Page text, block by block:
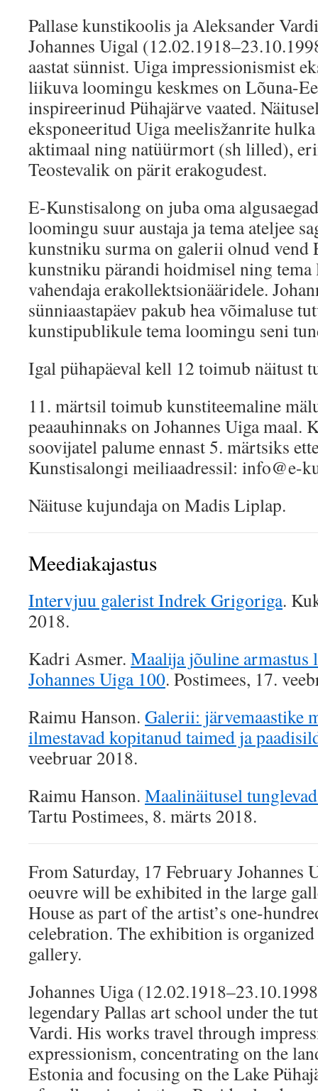
Pallase kunstikoolis ja Aleksander
Johannes Uigal
aastat sünnist. Uiga impressionismist
liikuva loomingu keskmes on Lõuna-
inspireerinud Pühajärve vaated.
eksponeeritud Uiga meelisžanrite
aktimaal ning natüürmort (sh lilled),
Teostevalik on pärit erakogudest.
E-Kunstisalong on juba oma
loomingu suur austaja ja tema ateljee
kunstniku surma on galerii olnud vend
kunstniku pärandi hoidmisel ning
vahendaja erakollektsionääridele.
sünniaastapäev pakub hea võimaluse
kunstipublikule tema loomingu seni
Igal pühapäeval kell 12 toimub näitust
11. märtsil toimub kunstiteemaline
peaauhinnaks on Johannes Uiga maal.
soovijatel palume ennast 5. märtsiks
Kunstisalongi meiliaadressil: info@e-
Näituse kujundaja on Madis Liplap.
Meediakajastus
Intervjuu galerist Indrek Grigoriga.
2018.
Kadri Asmer. Maalija jõuline armastus
Johannes Uiga 100. Postimees, 17.
Raimu Hanson. Galerii: järvemaastike
ilmestavad kopitanud taimed ja
veebruar 2018.
Raimu Hanson. Maalinäitusel
Tartu Postimees, 8. märts 2018.
From Saturday, 17 February Johannes
oeuvre will be exhibited in the large
House as part of the artist’s one-
celebration. The exhibition is
gallery.
Johannes Uiga
legendary Pallas art school under the
Vardi. His works travel through
expressionism, concentrating on the
Estonia and focusing on the Lake